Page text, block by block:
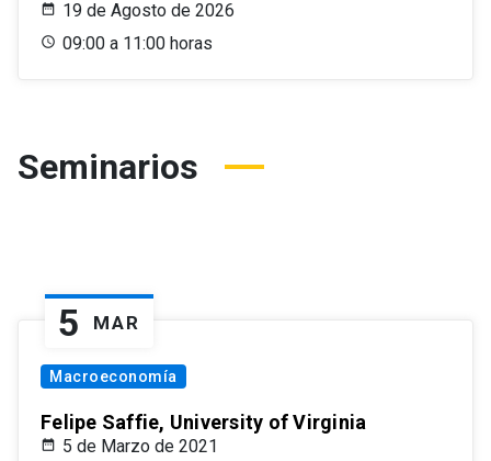
19 de Agosto de 2026
09:00 a 11:00 horas
Seminarios
5 MAR
Macroeconomía
Felipe Saffie, University of Virginia
5 de Marzo de 2021